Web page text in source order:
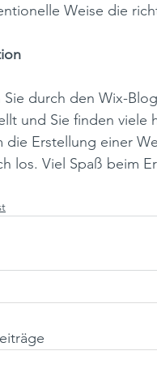
Weise die
Sie durch den Wix-
und Sie finden viele
die Erstellung einer
los. Viel Spaß beim